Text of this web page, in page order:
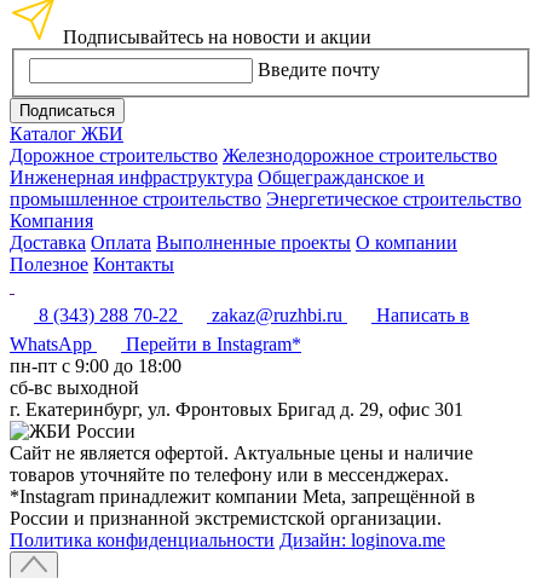
Подписывайтесь на новости и акции
Введите почту
Подписаться
Каталог ЖБИ
Дорожное строительство Железнодорожное строительство
Инженерная инфраструктура Общегражданское и
промышленное строительство Энергетическое строительство
Компания
Доставка Оплата Выполненные проекты О компании
Полезное Контакты
8 (343) 288 70-22 zakaz@ruzhbi.ru
Написать в
WhatsApp
Перейти в Instagram*
пн-пт c 9:00 до 18:00
сб-вс выходной
г. Екатеринбург, ул. Фронтовых Бригад д. 29, офис 301
Сайт не является офертой. Актуальные цены и наличие
товаров уточняйте по телефону или в мессенджерах.
*Instagram принадлежит компании Meta, запрещённой в
России и признанной экстремистской организации.
Политика конфиденциальности Дизайн: loginova.me